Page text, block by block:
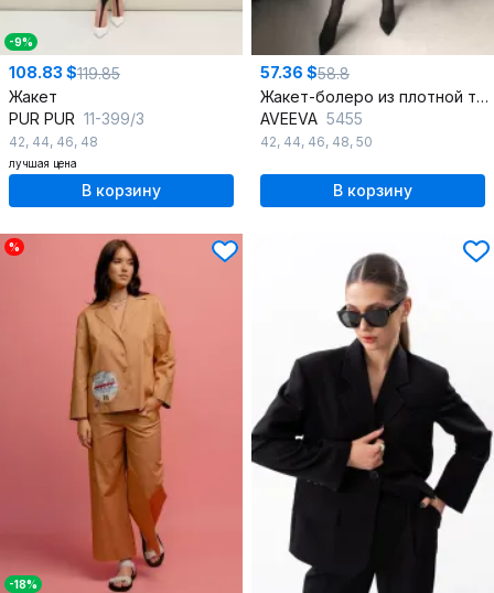
-9%
108.83 $119.85
Жакет
PUR PUR 11-399/3
42, 44, 46, 48
лучшая цена
В корзину
57.36 $58.8
Жакет-болеро из плотной ткани с лацканами и рукавом 3/4
AVEEVA 5455
42, 44, 46, 48, 50
В корзину
%
-18%